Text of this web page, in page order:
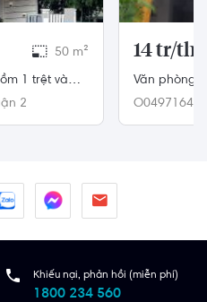
50 m²
1 trệt và
2
14 tr/
Văn phòng
Tây, khu
O0497164•
Khiếu nại, phản hồi (miễn phí)
1800 234 560